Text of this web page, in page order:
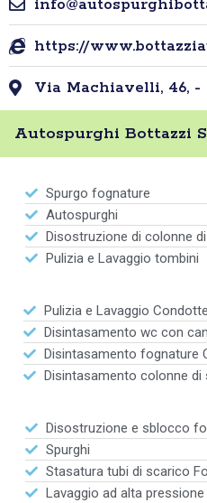
https://
Via Machiavelli, 46, -
Autospurghi Bottazzi
Spurgo fognature
Autospurghi
Disostruzione di colonne
Pulizia e Lavaggio tombini
Pulizia e Lavaggio
Disintasamento wc con
Disintasamento fognature
Disintasamento colonne di
Disostruzione e sblocco
Spurghi
Stasatura tubi di scarico
Lavaggio ad alta